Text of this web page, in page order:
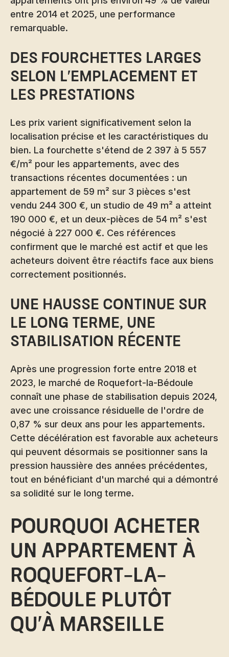
entre 2014 et 2025, une performance
remarquable.
Des fourchettes larges
selon l'emplacement et
les prestations
Les prix varient significativement selon la
localisation précise et les caractéristiques du
bien. La fourchette s'étend de 2 397 à 5 557
€/m² pour les appartements, avec des
transactions récentes documentées : un
appartement de 59 m² sur 3 pièces s'est
vendu 244 300 €, un studio de 49 m² a atteint
190 000 €, et un deux-pièces de 54 m² s'est
négocié à 227 000 €. Ces références
confirment que le marché est actif et que les
acheteurs doivent être réactifs face aux biens
correctement positionnés.
Une hausse continue sur
le long terme, une
stabilisation récente
Après une progression forte entre 2018 et
2023, le marché de Roquefort-la-Bédoule
connaît une phase de stabilisation depuis 2024,
avec une croissance résiduelle de l'ordre de
0,87 % sur deux ans pour les appartements.
Cette décélération est favorable aux acheteurs
qui peuvent désormais se positionner sans la
pression haussière des années précédentes,
tout en bénéficiant d'un marché qui a démontré
sa solidité sur le long terme.
Pourquoi acheter
un appartement à
Roquefort-la-
Bédoule plutôt
qu'à Marseille